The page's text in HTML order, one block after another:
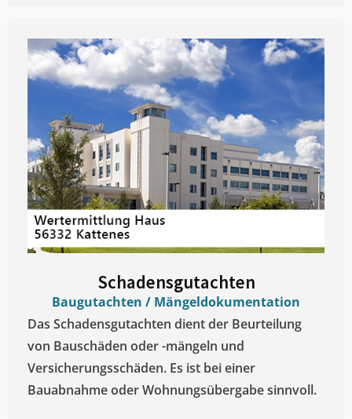
Schadensgutachten
Baugutachten / Mängeldokumentation
Das Schadensgutachten dient der Beurteilung
von Bauschäden oder -mängeln und
Versicherungsschäden. Es ist bei einer
Bauabnahme oder Wohnungsübergabe sinnvoll.